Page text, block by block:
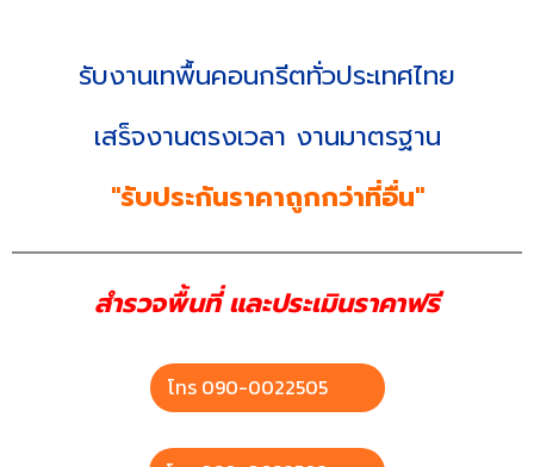
รับงานเทพื้นคอนกรีตทั่วประเทศไทย
เสร็จงานตรงเวลา งานมาตรฐาน
รับประกันราคาถูกกว่าที่อื่น
สำรวจพื้นที่ และประเมินราคาฟรี
โทร 090-0022505